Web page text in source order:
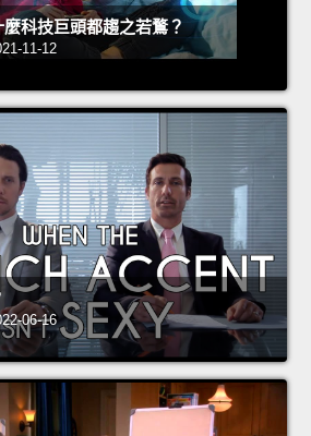
科技巨頭都趨之若鶩？
11-12
06-16